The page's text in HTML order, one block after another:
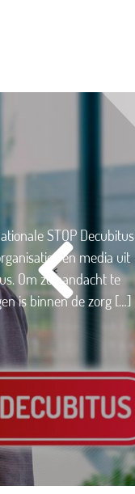
<
STOP Decubitus
en media uit
Om zo aandacht te
is binnen de zorg […]